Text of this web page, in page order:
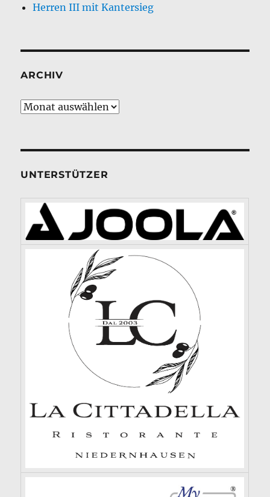
Herren III mit Kantersieg
ARCHIV
Archiv
UNTERSTÜTZER